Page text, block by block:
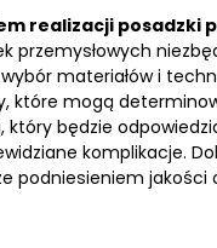
realizacji posadzki
przemysłowych
wybór materiałów i
które mogą
będzie
komplikacje.
podniesieniem jakości